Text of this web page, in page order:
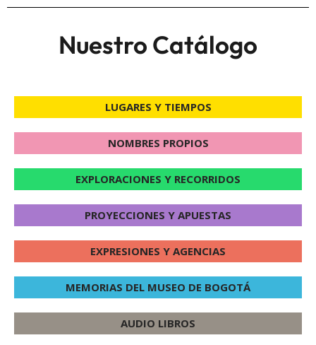
Nuestro Catálogo
LUGARES Y TIEMPOS
NOMBRES PROPIOS
EXPLORACIONES Y RECORRIDOS
PROYECCIONES Y APUESTAS
EXPRESIONES Y AGENCIAS
MEMORIAS DEL MUSEO DE BOGOTÁ
AUDIO LIBROS